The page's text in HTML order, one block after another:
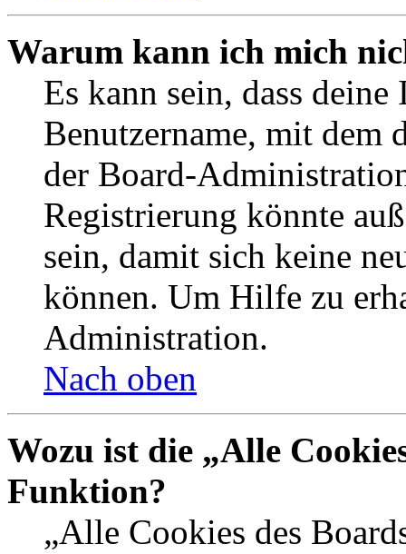
Warum kann ich mich
Es kann sein, dass
Benutzername, mit dem
der Board-
Registrierung könnte
sein, damit sich keine
können. Um Hilfe zu
Administration.
Nach oben
Wozu ist die „Alle
Funktion?
„Alle Cookies des